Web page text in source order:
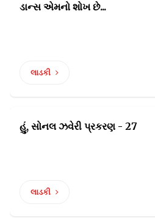
ડાન્સ એમનો શોખ છે...
લાડકી
હું, સોનલ ઝવેરી પ્રકરણ - 27
લાડકી